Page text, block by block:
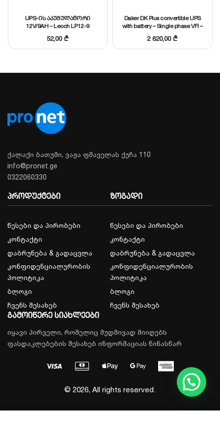
UPS-ის აკუმულატორი
12V/9AH – Leoch LP12-9
52,00₾
Daker DK Plus convertible UPS
with battery – Single phase VFI –
3000 VA – 2700 W, Legrand,
310172
2 620,00₾
ქალაქი ბათუმი, ვაჟა ფშაველას ქუჩა 110
info@pronet.ge
0322060330
პროდუქტები
წესები და პირობები
კონტაქტი
დაბრუნება & გადაცვლა
კონფიდენციალურობის
პოლიტიკა
ბლოგი
ჩვენს შესახებ
ზოგადი
წესები და პირობები
კონტაქტი
დაბრუნება & გადაცვლა
კონფიდენციალურობის
პოლიტიკა
ბლოგი
ჩვენს შესახებ
გამოიწერე სიახლეები
იყავი პირველი, რომელიც მუდმივად მიიღებს
ფასდაკლებების შესახებ ინფორმაციას წინასწარ
© 2026, All rights reserved.